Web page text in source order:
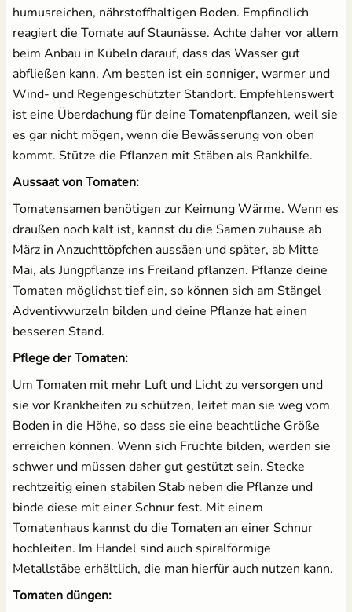
humusreichen, nährstoffhaltigen Boden. Empfindlich
reagiert die Tomate auf Staunässe. Achte daher vor allem
beim Anbau in Kübeln darauf, dass das Wasser gut
abfließen kann. Am besten ist ein sonniger, warmer und
Wind- und Regengeschützter Standort. Empfehlenswert
ist eine Überdachung für deine Tomatenpflanzen, weil sie
es gar nicht mögen, wenn die Bewässerung von oben
kommt. Stütze die Pflanzen mit Stäben als Rankhilfe.
Aussaat von Tomaten:
Tomatensamen benötigen zur Keimung Wärme. Wenn es
draußen noch kalt ist, kannst du die Samen zuhause ab
März in Anzuchttöpfchen aussäen und später, ab Mitte
Mai, als Jungpflanze ins Freiland pflanzen. Pflanze deine
Tomaten möglichst tief ein, so können sich am Stängel
Adventivwurzeln bilden und deine Pflanze hat einen
besseren Stand.
Pflege der Tomaten:
Um Tomaten mit mehr Luft und Licht zu versorgen und
sie vor Krankheiten zu schützen, leitet man sie weg vom
Boden in die Höhe, so dass sie eine beachtliche Größe
erreichen können. Wenn sich Früchte bilden, werden sie
schwer und müssen daher gut gestützt sein. Stecke
rechtzeitig einen stabilen Stab neben die Pflanze und
binde diese mit einer Schnur fest. Mit einem
Tomatenhaus kannst du die Tomaten an einer Schnur
hochleiten. Im Handel sind auch spiralförmige
Metallstäbe erhältlich, die man hierfür auch nutzen kann.
Tomaten düngen: